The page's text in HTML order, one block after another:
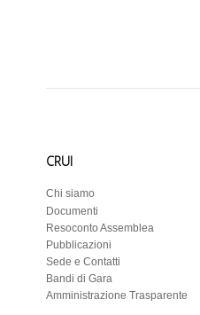
CRUI
Chi siamo
Documenti
Resoconto Assemblea
Pubblicazioni
Sede e Contatti
Bandi di Gara
Amministrazione Trasparente